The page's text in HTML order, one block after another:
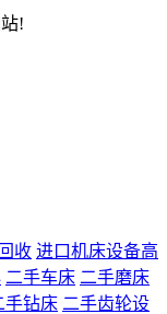
!
收 进口机床设备高
二手车床 二手磨床
手钻床 二手齿轮设